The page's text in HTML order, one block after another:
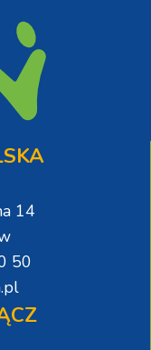
14
50